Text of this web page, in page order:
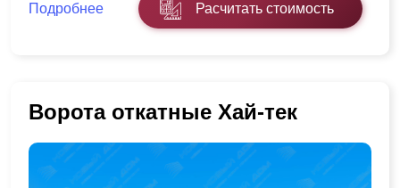
Подробнее Расчитать стоимость
Ворота откатные Хай-тек